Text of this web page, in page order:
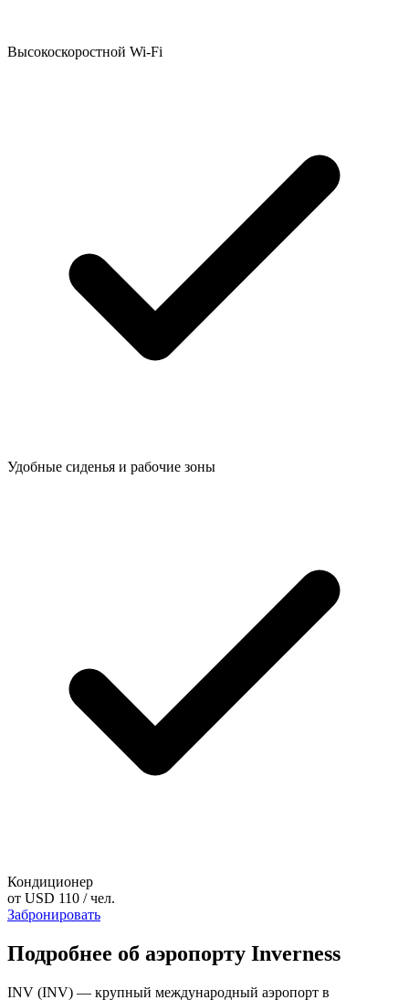
Высокоскоростной Wi-Fi
Удобные сиденья и рабочие зоны
Кондиционер
от USD 110 / чел.
Забронировать
Подробнее об аэропорту Inverness
INV (INV) — крупный международный аэропорт в